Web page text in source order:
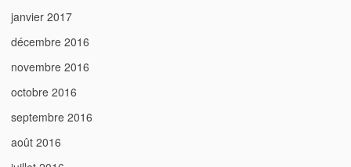
janvier 2017
décembre 2016
novembre 2016
octobre 2016
septembre 2016
août 2016